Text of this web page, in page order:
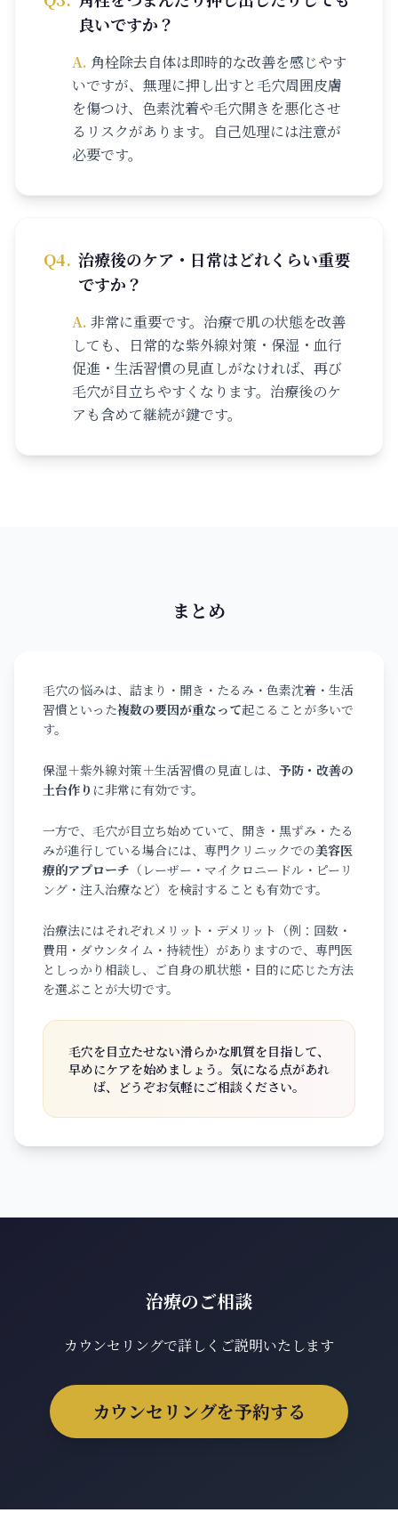
良いですか？
A. 角栓除去自体は即時的な改善を感じやす
いですが、無理に押し出すと毛穴周囲皮膚
を傷つけ、色素沈着や毛穴開きを悪化させ
るリスクがあります。自己処理には注意が
必要です。
Q4. 治療後のケア・日常はどれくらい重要
ですか？
A. 非常に重要です。治療で肌の状態を改善
しても、日常的な紫外線対策・保湿・血行
促進・生活習慣の見直しがなければ、再び
毛穴が目立ちやすくなります。治療後のケ
アも含めて継続が鍵です。
まとめ
毛穴の悩みは、詰まり・開き・たるみ・色素沈着・生活
習慣といった複数の要因が重なって起こることが多いで
す。
保湿＋紫外線対策＋生活習慣の見直しは、 予防・改善の
土台作り に非常に有効です。
一方で、毛穴が目立ち始めていて、開き・黒ずみ・たる
みが進行している場合には、専門クリニックでの美容医
療的アプローチ （レーザー・マイクロニードル・ピーリ
ング・注入治療など）を検討することも有効です。
治療法にはそれぞれメリット・デメリット（例：回数・
費用・ダウンタイム・持続性）がありますので、専門医
としっかり相談し、ご自身の肌状態・目的に応じた方法
を選ぶことが大切です。
毛穴を目立たせない滑らかな肌質を目指して、
早めにケアを始めましょう。気になる点があれ
ば、どうぞお気軽にご相談ください。
治療のご相談
カウンセリングで詳しくご説明いたします
カウンセリングを予約する